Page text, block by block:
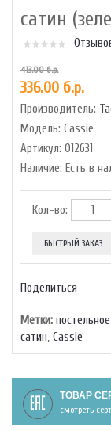
сатин
413.00 б.р.
336.00 б.р.
Производитель:
Модель: Cassie
Артикул: 012631
Наличие: Есть в
Кол-во:
БЫСТРЫЙ ЗАКАЗ
Поделиться
Метки:
сатин, Cassie
ТОВАР
смотреть